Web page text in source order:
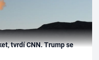
tvrdí CNN. Trump se